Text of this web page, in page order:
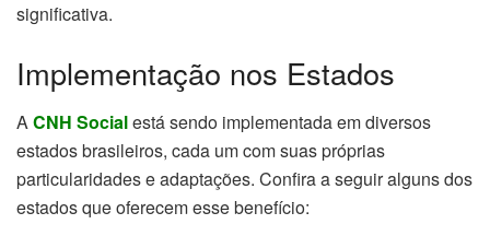
significativa.
Implementação nos Estados
A CNH Socialestá sendo implementada em diversos
estados brasileiros, cada um com suas próprias
particularidades e adaptações. Confira a seguir alguns dos
estados que oferecem esse benefício: